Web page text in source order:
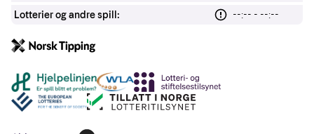
Lotterier og andre spill:
--:-- - --:--
Andre lenker